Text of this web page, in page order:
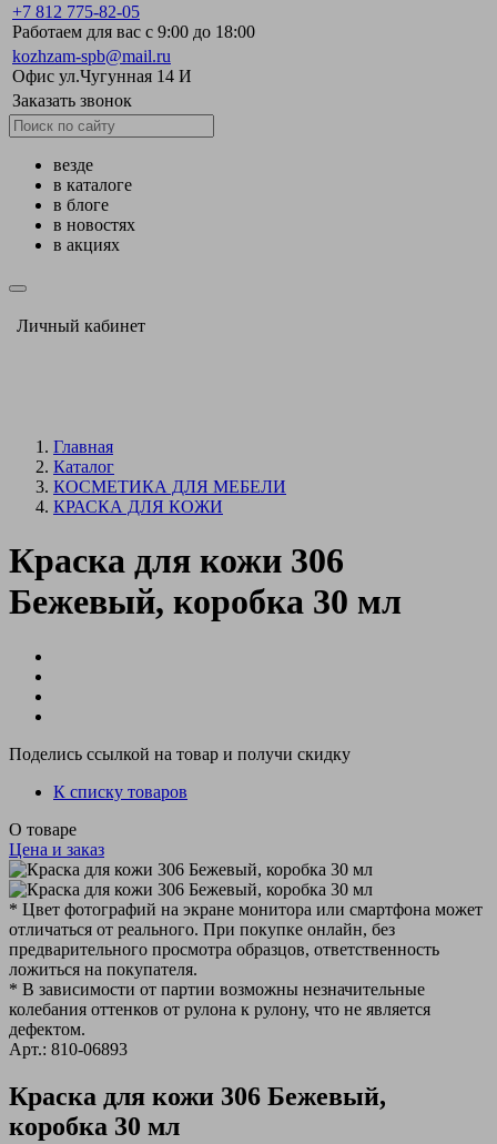
+7 812 775-82-05
Работаем для вас с 9:00 до 18:00
kozhzam-spb@mail.ru
Офис ул.Чугунная 14 И
Заказать звонок
везде
в каталоге
в блоге
в новостях
в акциях
Личный кабинет
Главная
Каталог
КОСМЕТИКА ДЛЯ МЕБЕЛИ
КРАСКА ДЛЯ КОЖИ
Краска для кожи 306
Бежевый, коробка 30 мл
Поделись ссылкой на товар и получи скидку
К списку товаров
О товаре
Цена и заказ
* Цвет фотографий на экране монитора или смартфона может
отличаться от реального. При покупке онлайн, без
предварительного просмотра образцов, ответственность
ложиться на покупателя.
* В зависимости от партии возможны незначительные
колебания оттенков от рулона к рулону, что не является
дефектом.
Арт.: 810-06893
Краска для кожи 306 Бежевый,
коробка 30 мл